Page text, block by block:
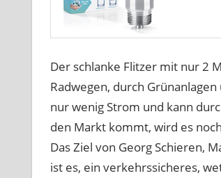
Der schlanke Flitzer mit nur 2
Radwegen, durch
nur wenig Strom und kann
den Markt kommt, wird es
Das Ziel von Georg Schieren,
ist es, ein verkehrssicheres,